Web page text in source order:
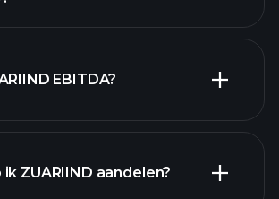
EBITDA?
ZUARIIND aandelen?